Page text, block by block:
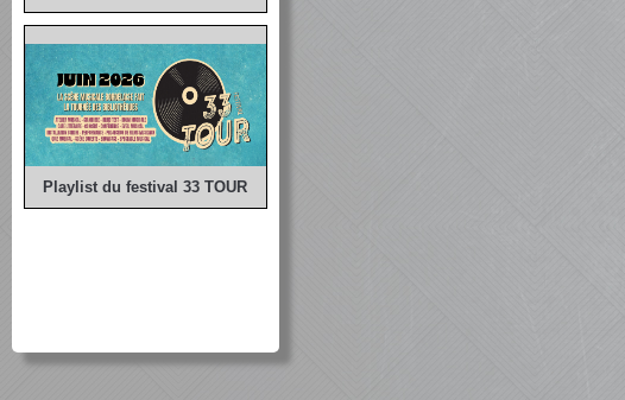
Playlist du festival 33 TOUR